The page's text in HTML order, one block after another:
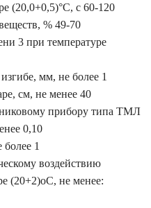
(20,0+0,5)°С, с 60-120
% 49-70
3 при температуре
мм, не более 1
см, не менее 40
прибору типа ТМЛ
0,10
1
воздействию
(20+2)оС, не менее: